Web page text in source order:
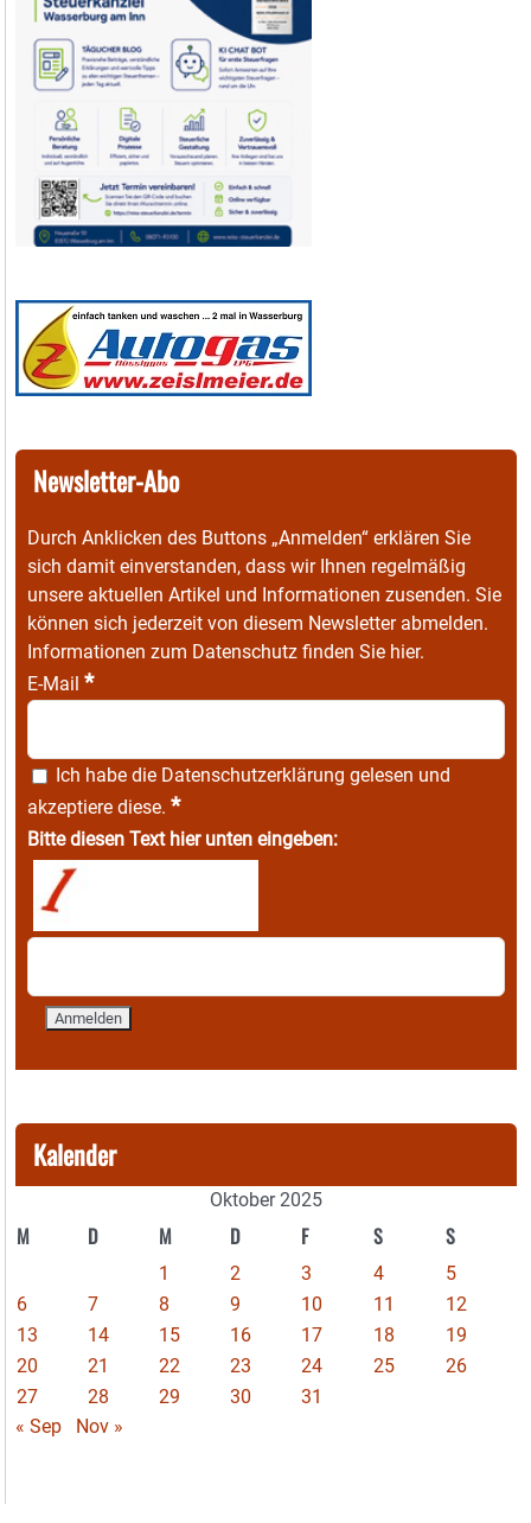
Newsletter-Abo
Durch Anklicken des Buttons „Anmelden“ erklären Sie
sich damit einverstanden, dass wir Ihnen regelmäßig
unsere aktuellen Artikel und Informationen zusenden. Sie
können sich jederzeit von diesem Newsletter abmelden.
Informationen zum Datenschutz finden Sie hier.
E-Mail *
Ich habe die Datenschutzerklärung gelesen und
akzeptiere diese. *
Bitte diesen Text hier unten eingeben:
Kalender
Oktober 2025
M D M D F S S
1 2 3 4
5
6
7 8 9 10 11
12
13
14 15 16 17 18
19
20
21 22 23 24 25
26
27
28 29 30
31
« Sep
Nov »